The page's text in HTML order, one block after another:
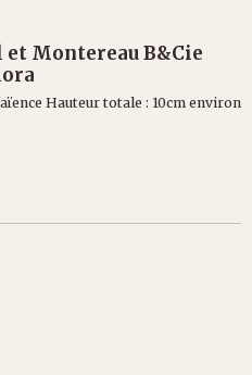
Montereau B&Cie
Hauteur totale : 10cm environ